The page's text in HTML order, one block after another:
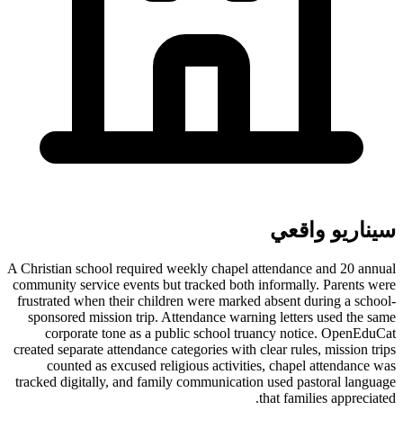
سيناريو واقعي
A Christian school required weekly chapel attendance and 20 annual
community service events but tracked both informally. Parents were
frustrated when their children were marked absent during a school-
sponsored mission trip. Attendance warning letters used the same
corporate tone as a public school truancy notice. OpenEduCat
created separate attendance categories with clear rules, mission trips
counted as excused religious activities, chapel attendance was
tracked digitally, and family communication used pastoral language
that families appreciated.